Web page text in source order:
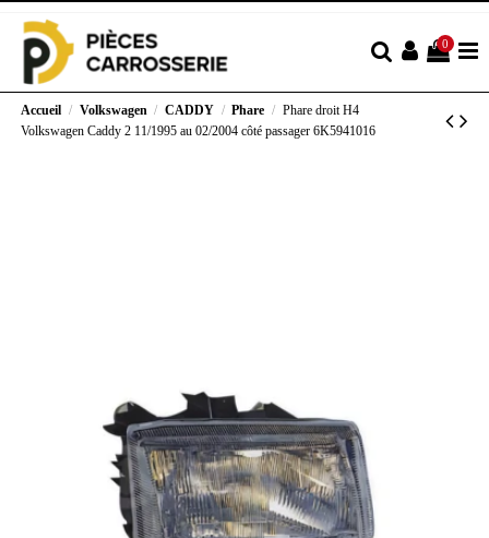
0
Accueil Volkswagen CADDY Phare
Phare droit H4
Volkswagen Caddy 2 11/1995 au 02/2004 côté passager 6K5941016